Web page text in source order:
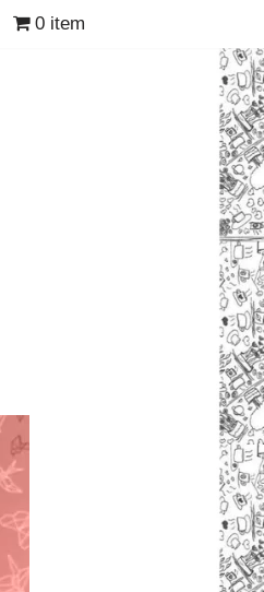
0 item